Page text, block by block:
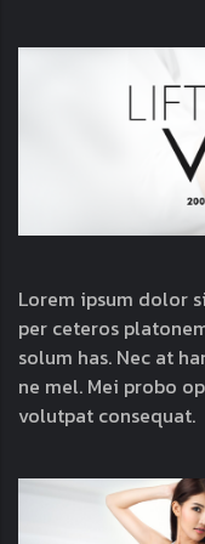
Lorem ipsum dolor
per ceteros
solum has. Nec at
ne mel. Mei probo
volutpat consequat.